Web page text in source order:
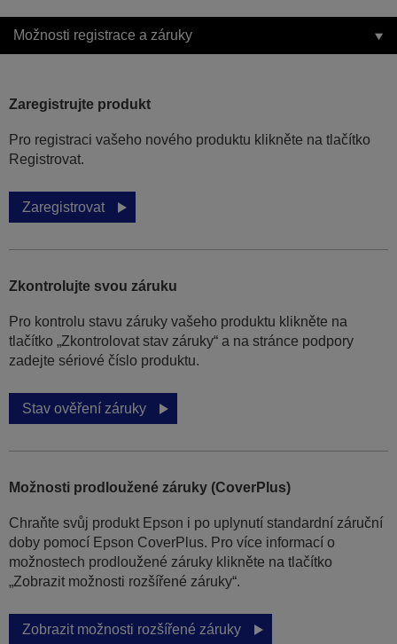
Možnosti registrace a záruky
Zaregistrujte produkt
Pro registraci vašeho nového produktu klikněte na tlačítko
Registrovat.
Zaregistrovat
Zkontrolujte svou záruku
Pro kontrolu stavu záruky vašeho produktu klikněte na
tlačítko „Zkontrolovat stav záruky“ a na stránce podpory
zadejte sériové číslo produktu.
Stav ověření záruky
Možnosti prodloužené záruky (CoverPlus)
Chraňte svůj produkt Epson i po uplynutí standardní záruční
doby pomocí Epson CoverPlus. Pro více informací o
možnostech prodloužené záruky klikněte na tlačítko
„Zobrazit možnosti rozšířené záruky“.
Zobrazit možnosti rozšířené záruky